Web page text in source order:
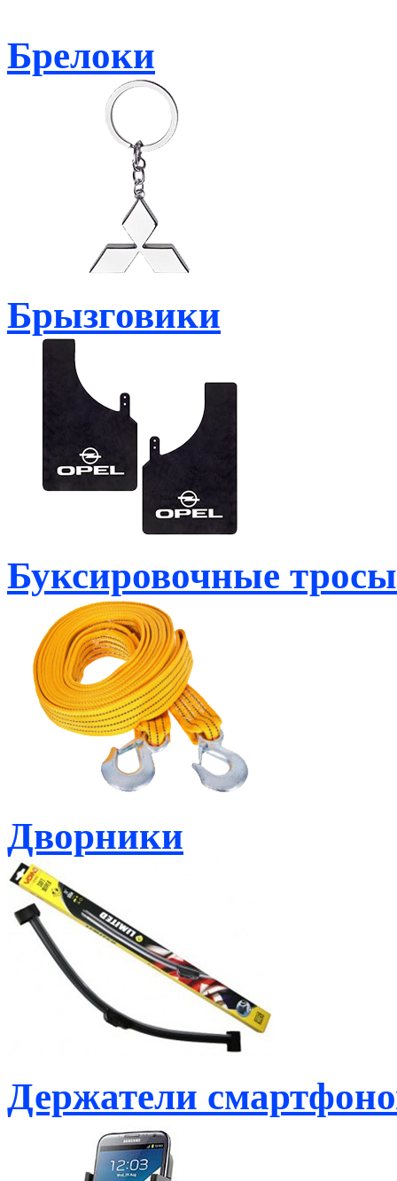
Брелоки
Брызговики
Буксировочные тросы
Дворники
Держатели